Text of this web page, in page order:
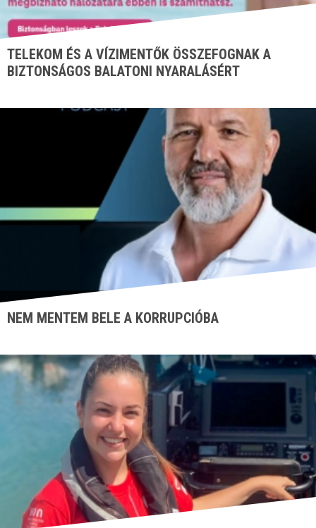
TELEKOM ÉS A VÍZIMENTŐK ÖSSZEFOGNAK A
BIZTONSÁGOS BALATONI NYARALÁSÉRT
NEM MENTEM BELE A KORRUPCIÓBA